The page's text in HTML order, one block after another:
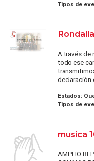
Tipos de
A través de
todo ese
declaración
Estados:
Tipos de
musica
AMPLIO